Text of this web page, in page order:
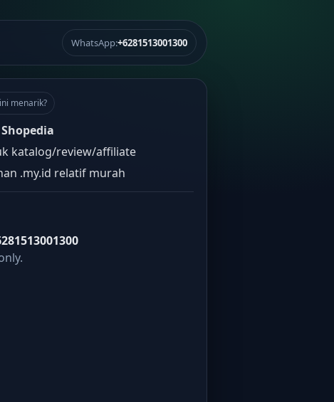
WhatsApp:+6281513001300
menarik?
Shopedia
katalog/review/affiliate
.my.id relatif murah